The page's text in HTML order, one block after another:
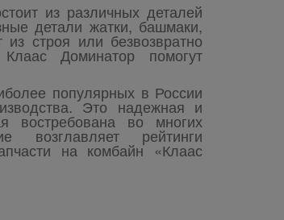
из различных деталей
детали жатки, башмаки,
строя или безвозвратно
Доминатор помогут
популярных в России
Это надежная и
востребована во многих
возглавляет рейтинги
на комбайн «Клаас